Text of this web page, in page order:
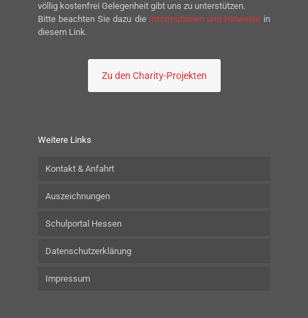
völlig kostenfrei Gelegenheit gibt uns zu unterstützen.
Bitte beachten Sie dazu die Informationen und Hinweisein
diesem Link.
Zu den Charity-Projekten
Weitere Links
Kontakt & Anfahrt
Auszeichnungen
Schulportal Hessen
Datenschutzerklärung
Impressum